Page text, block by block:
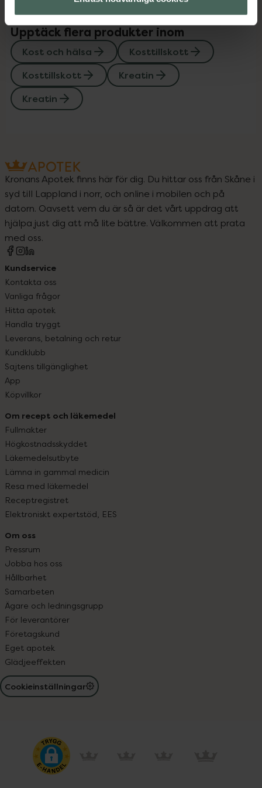
Upptäck flera produkter inom
Kost och hälsa
Kosttillskott
Kosttillskott
Kreatin
Kreatin
Kronans Apotek finns här för dig. Du hittar oss från Skåne i
syd till Lappland i norr, och online i mobilen och på
datorn. Oavsett vem du är så är det vårt uppdrag att
hjälpa just dig att må lite bättre. Välkommen att prata
med oss.
Kundservice
Kontakta oss
Vanliga frågor
Hitta apotek
Handla tryggt
Leverans, betalning och retur
Kundklubb
Sajtens tillgänglighet
App
Köpvillkor
Om recept och läkemedel
Fullmakter
Högkostnadsskyddet
Läkemedelsutbyte
Lämna in gammal medicin
Resa med läkemedel
Receptregistret
Elektroniskt expertstöd, EES
Om oss
Pressrum
Jobba hos oss
Hållbarhet
Samarbeten
Ägare och ledningsgrupp
För leverantörer
Företagskund
Eget apotek
Glädjeeffekten
Cookieinställningar